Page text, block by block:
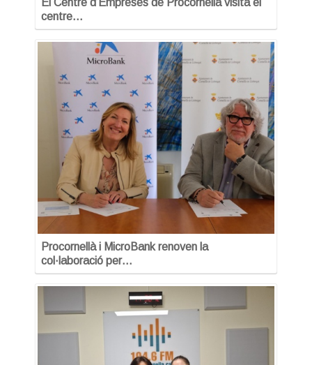
El Centre d’Empreses de Procornellà visita el
centre…
Procornellà i MicroBank renoven la
col·laboració per…